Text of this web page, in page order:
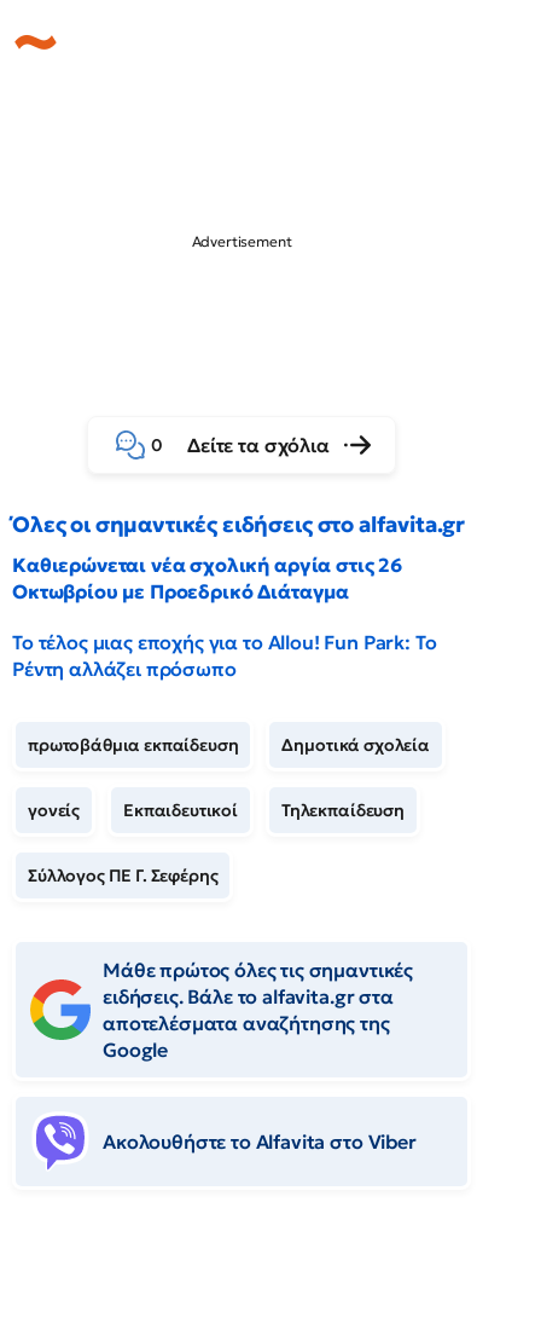
0 Δείτε τα σχόλια
Όλες οι σημαντικές ειδήσεις στο alfavita.gr
Καθιερώνεται νέα σχολική αργία στις 26
Οκτωβρίου με Προεδρικό Διάταγμα
Το τέλος μιας εποχής για το Allou! Fun Park: Το
Ρέντη αλλάζει πρόσωπο
πρωτοβάθμια εκπαίδευση Δημοτικά σχολεία
γονείς Εκπαιδευτικοί Τηλεκπαίδευση
Σύλλογος ΠΕ Γ. Σεφέρης
Μάθε πρώτος όλες τις σημαντικές
ειδήσεις. Βάλε το alfavita.gr στα
αποτελέσματα αναζήτησης της
Google
Ακολουθήστε το Αlfavita στο Viber